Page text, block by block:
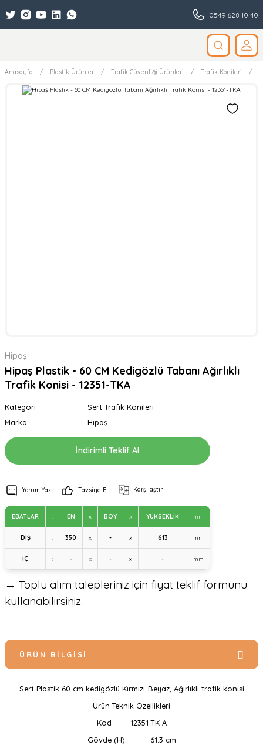
0549 628 10 40
Anasayfa Plastik Ürünler Trafik Güvenliği Ürünleri Trafik Konileri
Hipaş
Hipaş Plastik - 60 CM Kedigözlü Tabanı Ağırlıklı
Trafik Konisi - 12351-TKA
Kategori
Sert Trafik Konileri
Marka
Hipaş
İndirimli Teklif Al
Yorum Yaz Tavsiye Et Karşılaştır
EBATLAR : EN x BOY x YÜKSEKLİK mm
DIŞ : 350 x - x 613 mm
İÇ : - x - x - mm
→ Toplu alım talepleriniz için fiyat teklif formunu
kullanabilirsiniz.
ÜRÜN BILGISI
Sert Plastik 60 cm kedigözlü Kırmızı-Beyaz, Ağırlıklı trafik konisi
Ürün Teknik Özellikleri
Kod
12351 TK A
Gövde (H)
61.3 cm